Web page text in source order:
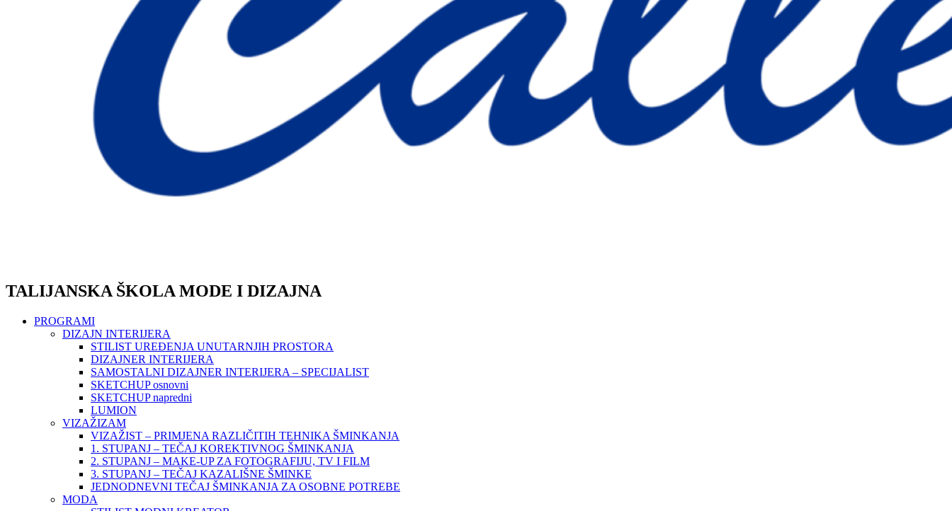
TALIJANSKA ŠKOLA MODE I DIZAJNA
PROGRAMI
DIZAJN INTERIJERA
STILIST UREĐENJA UNUTARNJIH PROSTORA
DIZAJNER INTERIJERA
SAMOSTALNI DIZAJNER INTERIJERA – SPECIJALIST
SKETCHUP osnovni
SKETCHUP napredni
LUMION
VIZAŽIZAM
VIZAŽIST – PRIMJENA RAZLIČITIH TEHNIKA ŠMINKANJA
1. STUPANJ – TEČAJ KOREKTIVNOG ŠMINKANJA
2. STUPANJ – MAKE-UP ZA FOTOGRAFIJU, TV I FILM
3. STUPANJ – TEČAJ KAZALIŠNE ŠMINKE
JEDNODNEVNI TEČAJ ŠMINKANJA ZA OSOBNE POTREBE
MODA